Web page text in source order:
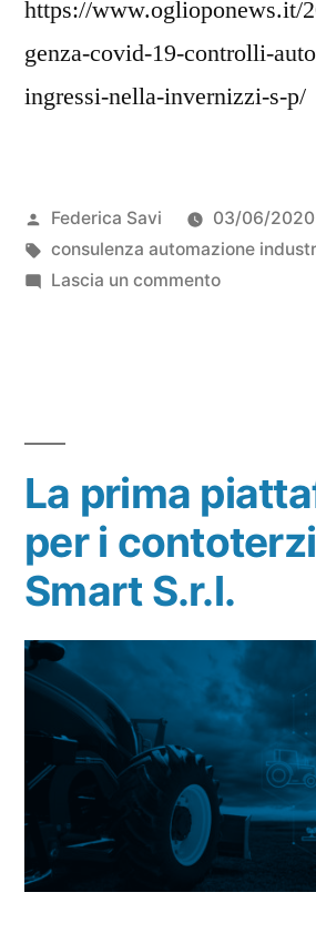
https://www.oglioponews.it/
genza-covid-19-controlli-
ingressi-nella-invernizzi-s-p/
Federica Savi 03/06/2020
consulenza automazione
Lascia un commento
La prima
per i
Smart S.r.l.